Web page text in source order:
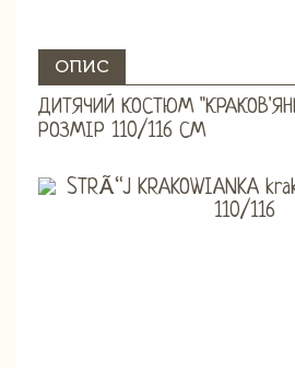
ОПИС
ДИТЯЧИЙ КОСТЮМ
РОЗМІР 110/116 СМ